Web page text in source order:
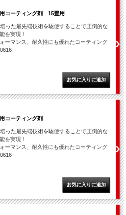
コーティング剤 15畳用
った最先端技術を駆使することで圧倒的な
を実現！
ーマンス、耐久性にも優れたコーティング
コーティング剤
った最先端技術を駆使することで圧倒的な
を実現！
ーマンス、耐久性にも優れたコーティング